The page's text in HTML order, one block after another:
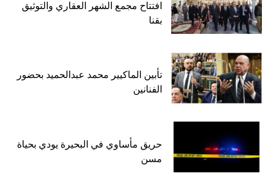
افتتاح مجمع الشهر العقاري والتوثيق
بقنا
تأبين الماكيير محمد عبدالحميد بحضور
الفنانين
حريق مأساوي في البحيرة يودي بحياة
مسن